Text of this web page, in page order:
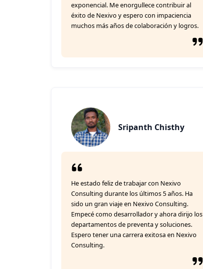
exponencial. Me enorgullece contribuir al
éxito de Nexivo y espero con impaciencia
muchos más años de colaboración y logros.
Sripanth Chisthy
He estado feliz de trabajar con Nexivo
Consulting durante los últimos 5 años. Ha
sido un gran viaje en Nexivo Consulting.
Empecé como desarrollador y ahora dirijo los
departamentos de preventa y soluciones.
Espero tener una carrera exitosa en Nexivo
Consulting.